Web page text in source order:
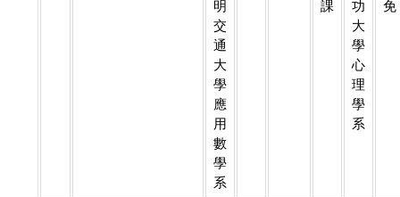
明
交
通
大
學
應
用
數
學
系
課
功
大
學
心
理
學
系
免